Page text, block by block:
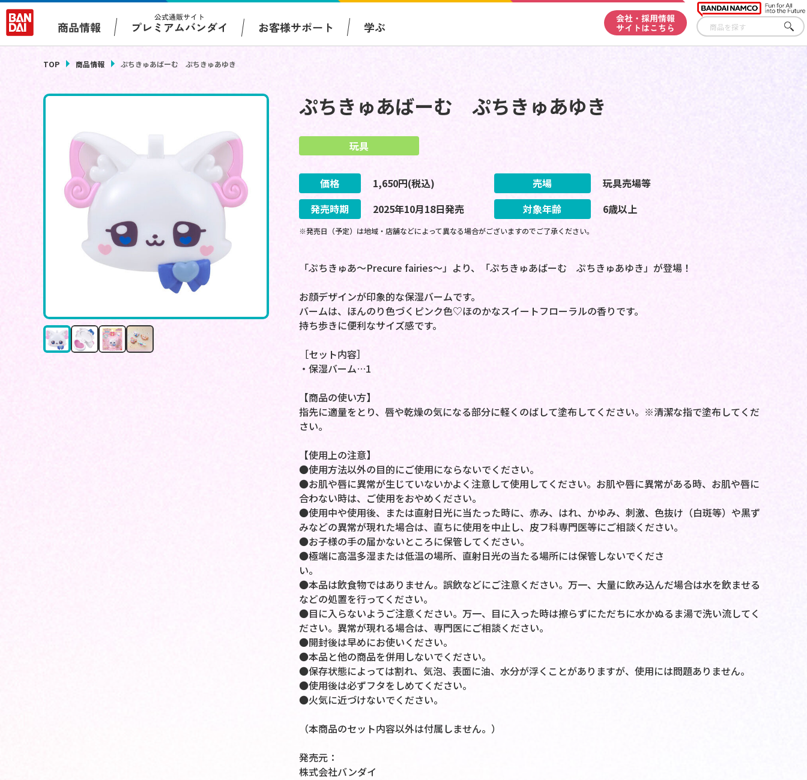
商品情報
公式通販サイト
プレミアムバンダイ お客様サポート 学ぶ
会社・採用情報
サイトはこちら
さが
す
TOP 商品情報 ぷちきゅあばーむ ぷちきゅあゆき
ぷちきゅあばーむ ぷちきゅあゆき
玩具
価格 1,650円(税込) 売場
玩具売場等
発売時期
2025年10月18日発売 対象年齢 6歳以上
※発売日（予定）は地域・店舗などによって異なる場合がございますのでご了承ください。
「ぷちきゅあ～Precure fairies～」より、「ぷちきゅあばーむ ぷちきゅあゆき」が登場！
お顔デザインが印象的な保湿バームです。
バームは、ほんのり色づくピンク色♡ほのかなスイートフローラルの香りです。
持ち歩きに便利なサイズ感です。
［セット内容］
・保湿バーム…1
【商品の使い方】
指先に適量をとり、唇や乾燥の気になる部分に軽くのばして塗布してください。※清潔な指で塗布してくだ
さい。
【使用上の注意】
●使用方法以外の目的にご使用にならないでください。
●お肌や唇に異常が生じていないかよく注意して使用してください。お肌や唇に異常がある時、お肌や唇に
合わない時は、ご使用をおやめください。
●使用中や使用後、または直射日光に当たった時に、赤み、はれ、かゆみ、刺激、色抜け（白斑等）や黒ず
みなどの異常が現れた場合は、直ちに使用を中止し、皮フ科専門医等にご相談ください。
●お子様の手の届かないところに保管してください。
●極端に高温多湿または低温の場所、直射日光の当たる場所には保管しないでくださ
い。
●本品は飲食物ではありません。誤飲などにご注意ください。万一、大量に飲み込んだ場合は水を飲ませる
などの処置を行ってください。
●目に入らないようご注意ください。万一、目に入った時は擦らずにただちに水かぬるま湯で洗い流してく
ださい。異常が現れる場合は、専門医にご相談ください。
●開封後は早めにお使いください。
●本品と他の商品を併用しないでください。
●保存状態によっては割れ、気泡、表面に油、水分が浮くことがありますが、使用には問題ありません。
●使用後は必ずフタをしめてください。
●火気に近づけないでください。
（本商品のセット内容以外は付属しません。）
発売元：
株式会社バンダイ